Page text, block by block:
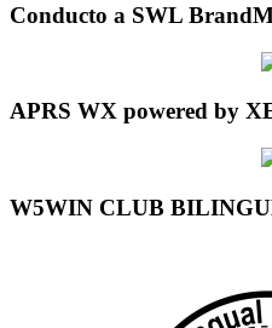
Conducto a SWL
APRS WX powered by
W5WIN CLUB